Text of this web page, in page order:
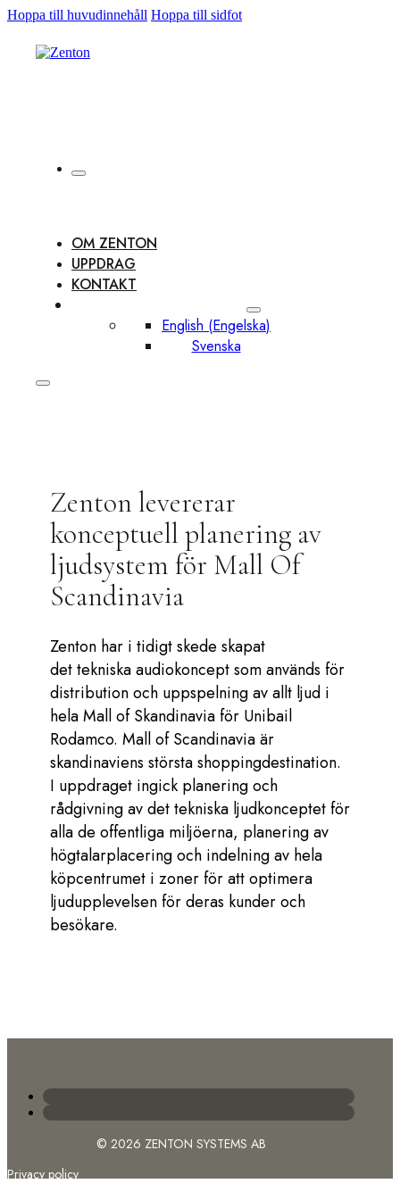
Hoppa till huvudinnehåll Hoppa till sidfot
OM ZENTON
UPPDRAG
KONTAKT
English (Engelska)
Svenska
Zenton levererar
konceptuell planering av
ljudsystem för Mall Of
Scandinavia
Zenton har i tidigt skede skapat
det tekniska audiokoncept som används för
distribution och uppspelning av allt ljud i
hela Mall of Skandinavia för Unibail
Rodamco. Mall of Scandinavia är
skandinaviens största shoppingdestination.
I uppdraget ingick planering och
rådgivning av det tekniska ljudkonceptet för
alla de offentliga miljöerna, planering av
högtalarplacering och indelning av hela
köpcentrumet i zoner för att optimera
ljudupplevelsen för deras kunder och
besökare.
© 2026 ZENTON SYSTEMS AB
Privacy policy